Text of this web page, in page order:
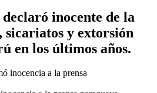
inocente de la
sicariatos y extorsión
en los últimos años.